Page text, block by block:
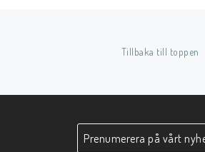
Tillbaka till toppen
Prenumerera på vårt